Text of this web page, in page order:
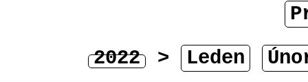
2022 > Leden